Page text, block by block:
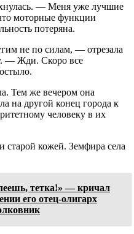
— Меня уже лучшие
моторные функции
потеряна.
не по силам, — отрезала
— Жди. Скоро все
Тем же вечером она
на другой конец города к
человеку в их
старой кожей. Земфира села
тетка!» — кричал
его отец-олигарх